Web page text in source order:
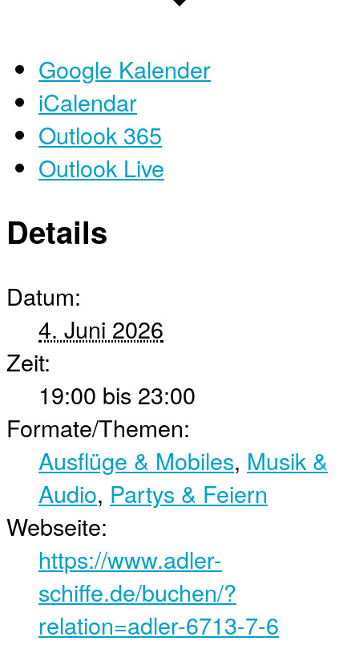
Google Kalender
iCalendar
Outlook 365
Outlook Live
Details
Datum:
4. Juni 2026
Zeit:
19:00 bis 23:00
Formate/Themen:
Ausflüge & Mobiles, Musik &
Audio, Partys & Feiern
Webseite:
https://www.adler-
schiffe.de/buchen/?
relation=adler-6713-7-6